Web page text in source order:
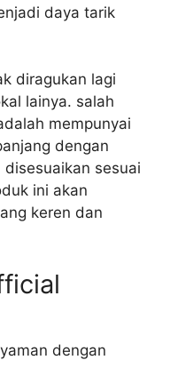
daya tarik
diragukan lagi
lainya. salah
mempunyai
dengan
sesuai
ini akan
keren dan
dengan